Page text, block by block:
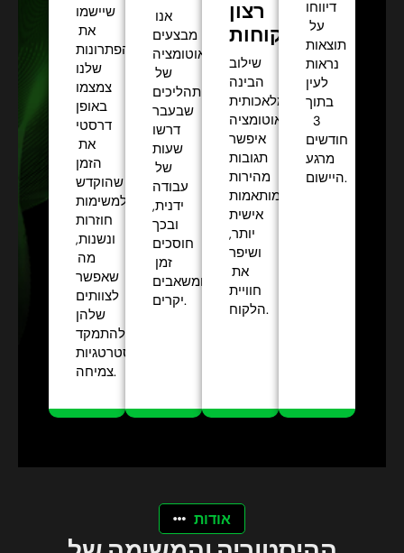
שיישמו
את
הפתרונות
שלנו
צמצמו
באופן
דרסטי
את
הזמן
שהוקדש
למשימות
חוזרות
ונשנות,
מה
שאפשר
לצוותים
שלהן
להתמקד
באסטרטגיות
צמיחה.
אנו
מבצעים
אוטומציה
של
תהליכים
שבעבר
דרשו
שעות
של
עבודה
ידנית,
ובכך
חוסכים
זמן
ומשאבים
יקרים.
רצון
הלקוחות:
שילוב
הבינה
המלאכותית
והאוטומציה
איפשר
תגובות
מהירות
ומותאמות
אישית
יותר,
ושיפר
את
חוויית
הלקוח.
דיווחו
על
תוצאות
נראות
לעין
בתוך
3
חודשים
מרגע
היישום.
אודות